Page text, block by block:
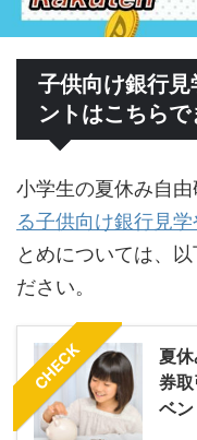
子供向け銀行
ントはこちら
小学生の夏休み自
る子供向け銀行見
とめについては、
ださい。
CHECK
夏
券
ベン